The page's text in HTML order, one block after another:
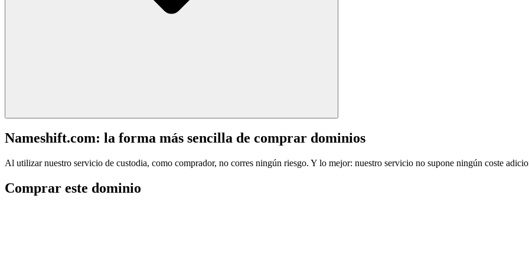
Nameshift.com: la forma más sencilla de comprar dominios
Al utilizar nuestro servicio de custodia, como comprador, no corres ningún riesgo. Y lo mejor: nuestro servicio no supone ningún coste
Comprar este dominio